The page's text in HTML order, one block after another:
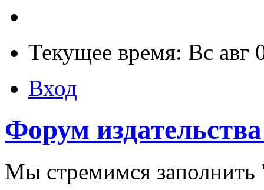
Текущее время: Вс авг
Вход
Форум
Мы стремимся заполнить